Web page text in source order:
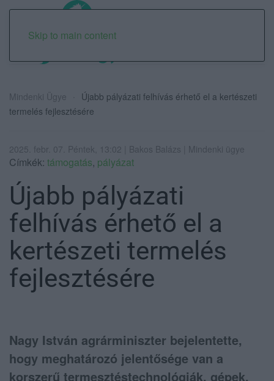
Skip to main content
Mindenki Ügye
Újabb pályázati felhívás érhető el a kertészeti
termelés fejlesztésére
2025. febr. 07. Péntek, 13:02 | Bakos Balázs | Mindenki ügye
Címkék: támogatás, pályázat
Újabb pályázati
felhívás érhető el a
kertészeti termelés
fejlesztésére
Nagy István agrárminiszter bejelentette,
hogy meghatározó jelentősége van a
korszerű termesztéstechnológiák, gépek,